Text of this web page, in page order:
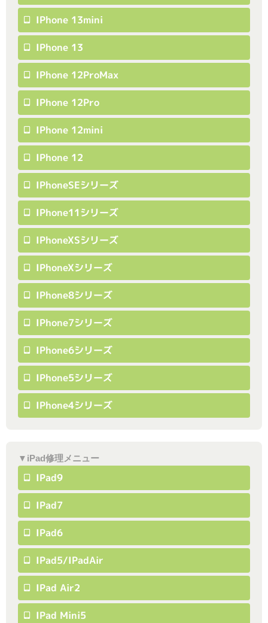
IPhone 13mini
IPhone 13
IPhone 12ProMax
IPhone 12Pro
IPhone 12mini
IPhone 12
IPhoneSEシリーズ
IPhone11シリーズ
IPhoneXSシリーズ
IPhoneXシリーズ
IPhone8シリーズ
IPhone7シリーズ
IPhone6シリーズ
IPhone5シリーズ
IPhone4シリーズ
▼iPad修理メニュー
IPad9
IPad7
IPad6
IPad5/iPadAir
IPad Air2
IPad Mini5